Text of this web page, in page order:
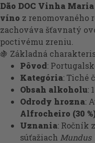
Dão DOC Vinha
víno z renomovaného
zachováva šťavnatý
poctivému zreniu.
🍇 Základná
Pôvod:
Kategória: Tiché
Obsah alkoholu:
Odrody hrozna:
Alfrocheiro (30
Uznania: Ročník
súťažiach Mundus